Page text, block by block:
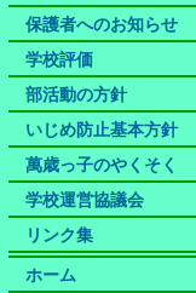
保護者へのお知らせ​
学校評価
部活動の方針
いじめ防止基本方針
萬歳っ子のやくそく
学校運営協議会
リンク集
ホーム